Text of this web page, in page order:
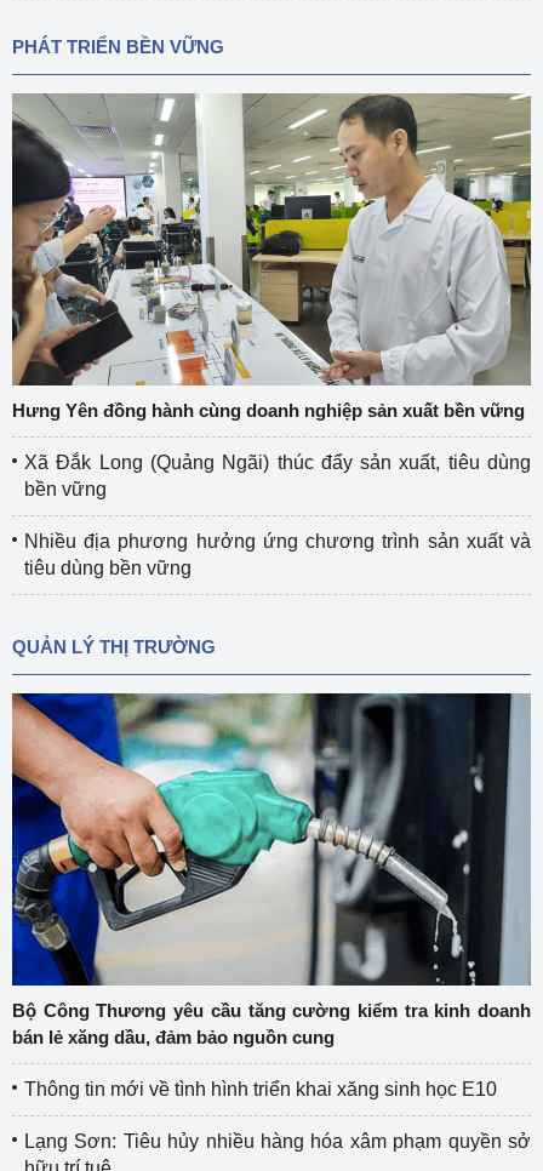
PHÁT TRIỂN BỀN VỮNG
Hưng Yên đồng hành cùng doanh nghiệp sản xuất bền vững
Xã Đắk Long (Quảng Ngãi) thúc đẩy sản xuất, tiêu dùng
bền vững
Nhiều địa phương hưởng ứng chương trình sản xuất và
tiêu dùng bền vững
QUẢN LÝ THỊ TRƯỜNG
Bộ Công Thương yêu cầu tăng cường kiểm tra kinh doanh
bán lẻ xăng dầu, đảm bảo nguồn cung
Thông tin mới về tình hình triển khai xăng sinh học E10
Lạng Sơn: Tiêu hủy nhiều hàng hóa xâm phạm quyền sở